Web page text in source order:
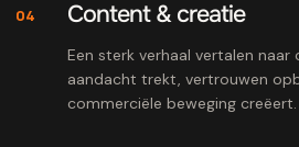
04 Content & creatie
Een sterk verhaal vertalen
aandacht trekt, vertrouwen
commerciële beweging creëert.